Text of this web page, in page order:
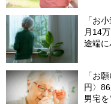
「お
月14
途端
「お
円〉
男宅を